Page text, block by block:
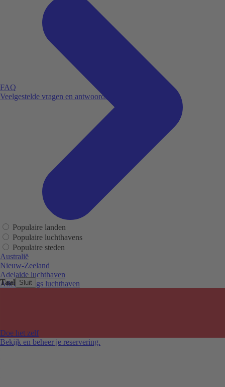
Taal Sluit
FAQ
Veelgestelde vragen en antwoorden.
Doe het zelf
Bekijk en beheer je reservering.
Populaire landen
Populaire luchthavens
Populaire steden
Australië
Nieuw-Zeeland
Adelaide luchthaven
Alice Springs luchthaven
Melbourne Tullamarine luchthaven
Perth luchthaven
Sydney luchthaven